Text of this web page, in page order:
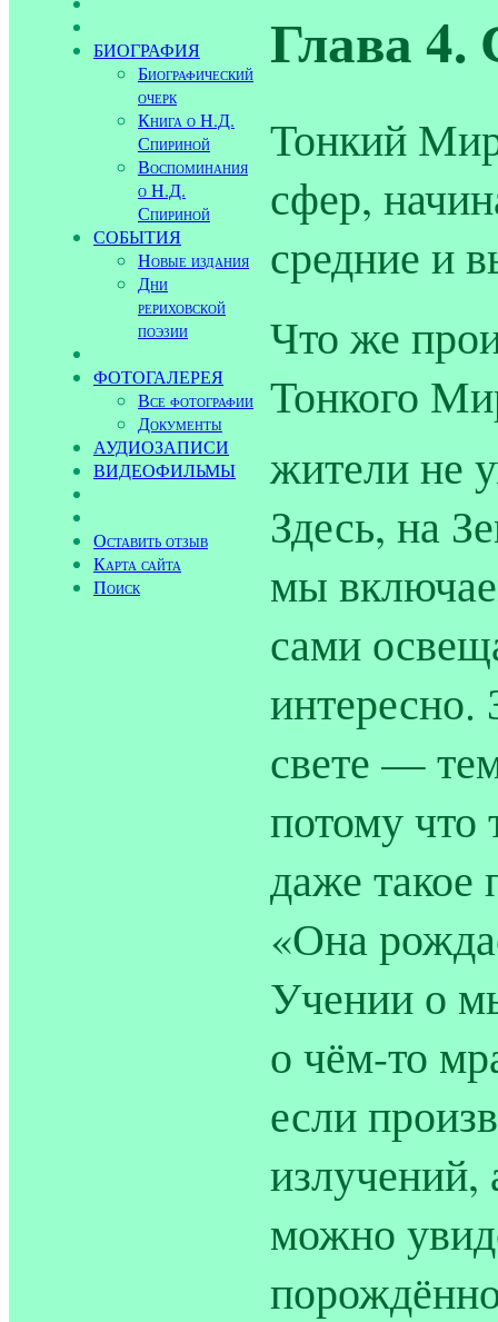
БИОГРАФИЯ
Биографический
очерк
Книга о Н.Д.
Спириной
Воспоминания
о Н.Д.
Спириной
СОБЫТИЯ
Новые издания
Дни
рериховской
поэзии
ФОТОГАЛЕРЕЯ
Все фотографии
Документы
АУДИОЗАПИСИ
ВИДЕОФИЛЬМЫ
Оставить отзыв
Карта сайта
Поиск
Глава
Тонкий
сфер,
средние и
Что же
Тонкого
жители не
Здесь, на
мы
сами
свете —
потому что
даже такое
«Она
Учении о
о чём-то
если
излучений,
можно